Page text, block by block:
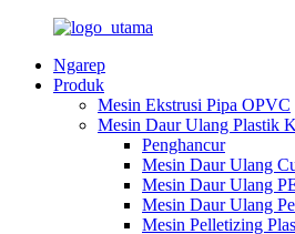
Ngarep
Produk
Mesin Ekstrusi Pipa OPVC
Mesin Daur Ulang Plastik
Penghancur
Mesin Daur Ulang
Mesin Daur Ulang
Mesin Daur Ulang
Mesin Pelletizing